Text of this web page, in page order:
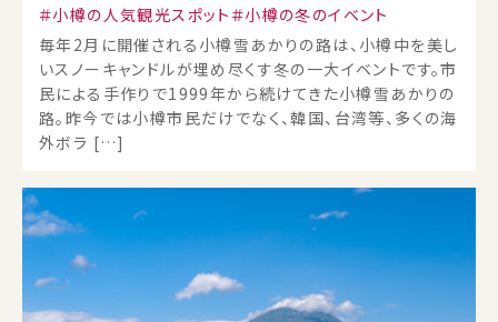
小樽の人気観光スポット
小樽の冬のイベント
毎年2月に開催される小樽雪あかりの路は、小樽中を美し
いスノーキャンドルが埋め尽くす冬の一大イベントです。市
民による手作りで1999年から続けてきた小樽雪あかりの
路。昨今では小樽市民だけでなく、韓国、台湾等、多くの海
外ボラ […]